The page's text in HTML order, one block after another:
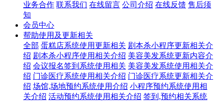
业务合作 联系我们 在线留言 公司介绍 在线反馈 售后须
知
会员中心
帮助使用及更新相关
全部 蛋糕店系统使用更新相关 剧本杀小程序更新相关介
绍 剧本杀小程序使用相关介绍 美容美发系统更新内容介
绍 会议报名签到系统使用相关 美容美发系统使用相关介
绍 门诊医疗系统使用相关介绍 门诊医疗系统更新相关介
绍 场馆,场地预约系统使用介绍 小程序预约系统使用相
关介绍 活动预约系统使用相关介绍 签到,预约相关系统